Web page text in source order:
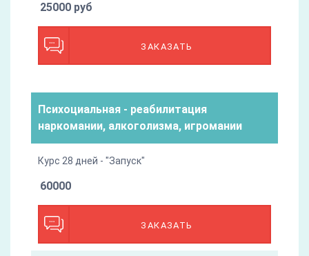
ЗАКАЗАТЬ
25000 руб
Психоциальная - реабилитация
наркомании, алкоголизма, игромании
Курс 28 дней - "Запуск"
ЗАКАЗАТЬ
60000